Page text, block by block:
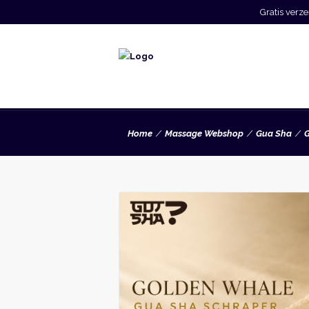
Gratis
Home Massage Webshop Gua Sha